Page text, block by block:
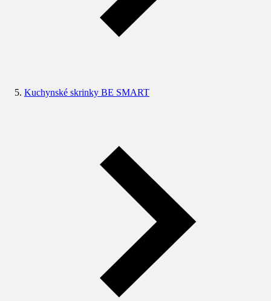
Kuchynské skrinky BE SMART